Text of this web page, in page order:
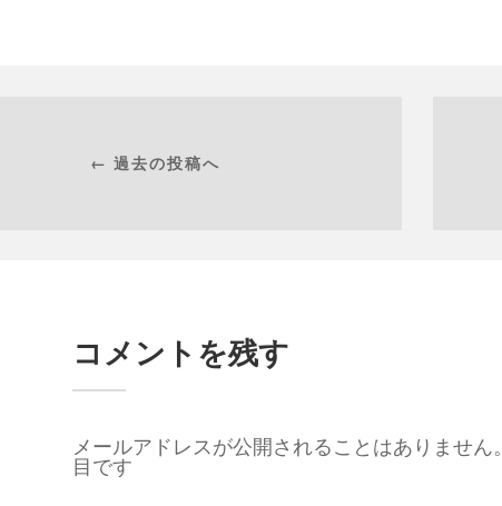
← 過去の投稿へ
コメントを残す
メールアドレスが公開されることはありません。
目です